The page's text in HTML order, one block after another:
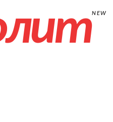
NEW